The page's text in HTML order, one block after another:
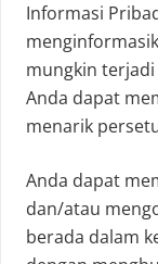
Informasi
mungkin
Anda dapat
menarik
Anda dapat
dan/atau
berada dalam